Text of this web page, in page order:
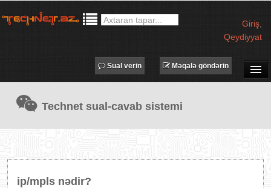
Giriş
Qeydiyyat
TECHNET TV
MƏQALƏLƏR
Məqalə göndərin
Sual verin
Technet sual-cavab sistemi
ip/mpls nədir?